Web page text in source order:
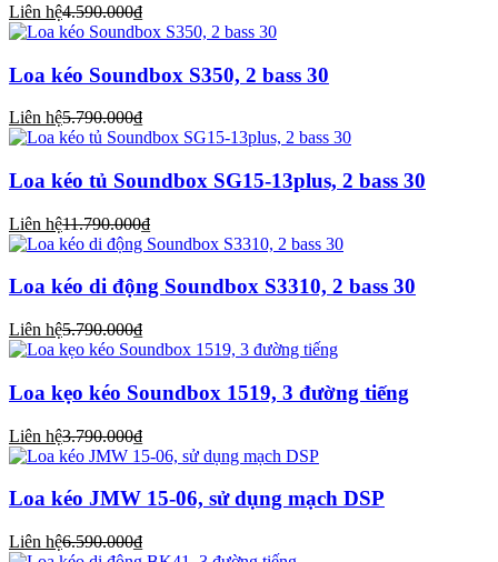
Liên hệ4.590.000₫
Loa kéo Soundbox S350, 2 bass 30
Liên hệ5.790.000₫
Loa kéo tủ Soundbox SG15-13plus, 2 bass 30
Liên hệ11.790.000₫
Loa kéo di động Soundbox S3310, 2 bass 30
Liên hệ5.790.000₫
Loa kẹo kéo Soundbox 1519, 3 đường tiếng
Liên hệ3.790.000₫
Loa kéo JMW 15-06, sử dụng mạch DSP
Liên hệ6.590.000₫